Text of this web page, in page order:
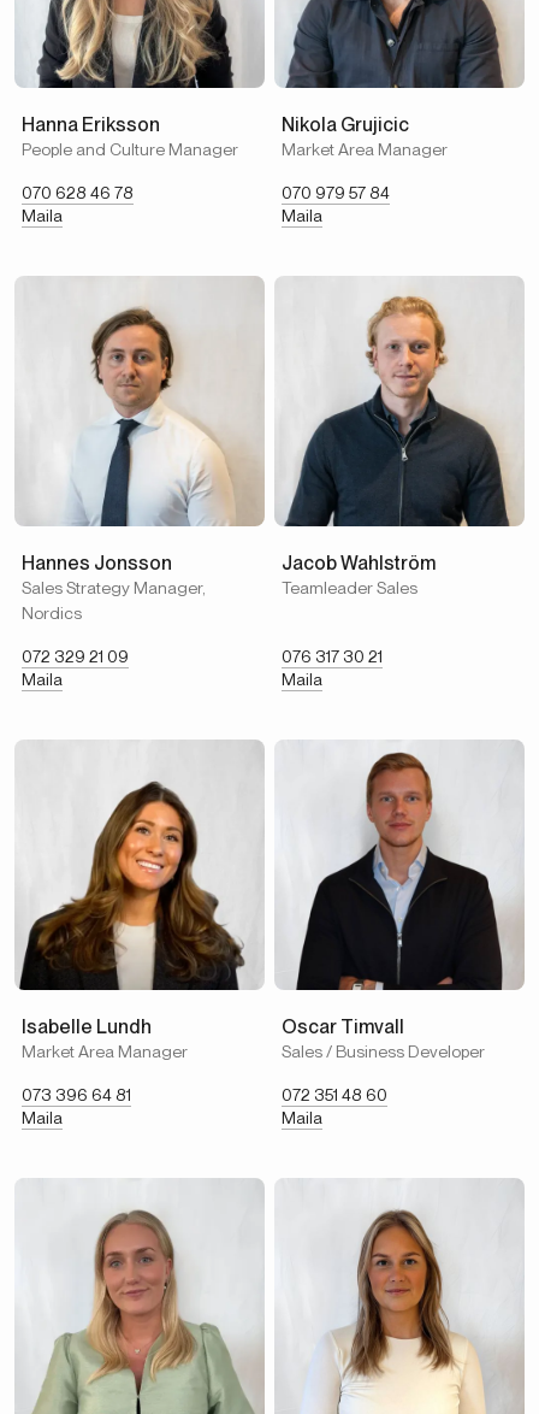
Hanna Eriksson
People and Culture Manager
070 628 46 78
Maila
Nikola Grujicic
Market Area Manager
070 979 57 84
Maila
Hannes Jonsson
Sales Strategy Manager,
Nordics
072 329 21 09
Maila
Jacob Wahlström
Teamleader Sales
076 317 30 21
Maila
Isabelle Lundh
Market Area Manager
073 396 64 81
Maila
Oscar Timvall
Sales / Business Developer
072 351 48 60
Maila